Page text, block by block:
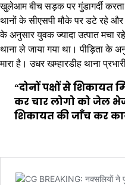
खुलेआम बीच सड़क पर गुंडागर्दी
थानों के सीएसपी मौके पर डटे रहे और
के अनुसार युवक ज्यादा उत्पात मचा
थाना ले जाया गया था। पीड़िता के
मारा है। उधर खम्हारडीह थाना
“दोनों पक्षों से शिकायत
कर चार लोगो को जेल
शिकायत की जाँच कर